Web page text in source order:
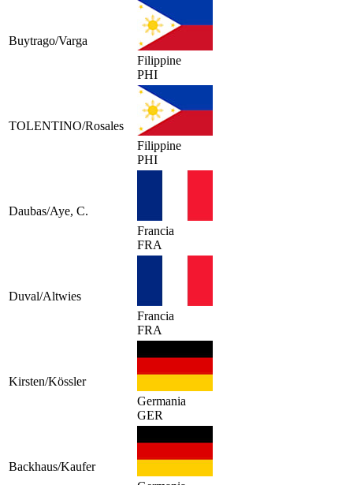
Buytrago/Varga
Filippine
PHI
TOLENTINO/Rosales
Filippine
PHI
Daubas/Aye, C.
Francia
FRA
Duval/Altwies
Francia
FRA
Kirsten/Kössler
Germania
GER
Backhaus/Kaufer